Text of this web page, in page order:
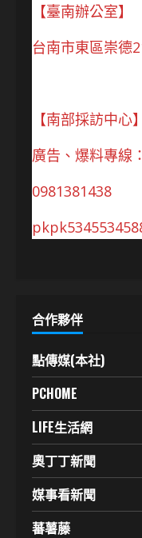
【臺南辦公室】
台南市東區崇德
【南部採訪中心】
廣告、爆料專線：
0981381438
合作夥伴
點傳媒(本社)
PCHOME
LIFE生活網
奧丁丁新聞
媒事看新聞
蕃薯藤